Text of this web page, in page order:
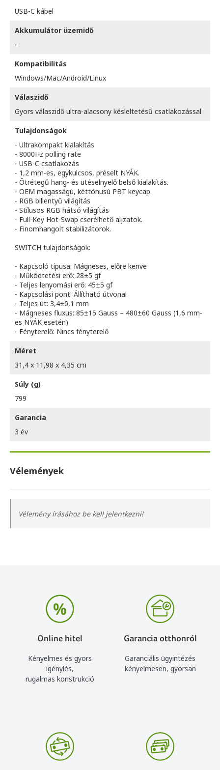
USB-C kábel
Akkumulátor üzemidő
-
Kompatibilitás
Windows/Mac/Android/Linux
Válaszidő
Gyors válaszidő ultra-alacsony késleltetésű csatlakozással
Tulajdonságok
- Ultrakompakt kialakítás
- 8000Hz polling rate
- USB-C csatlakozás
- 1,2 mm-es, egykulcsos, préselt NYÁK.
- Ötrétegű hang- és ütéselnyelő belső kialakítás.
- OEM magasságú, kéttónusú PBT keycap.
- RGB billentyű világítás
- Stílusos RGB hátsó világítás
- Full-Key Hot-Swap cserélhető aljzatok.
- Finomhangolt stabilizátorok.
SWITCH tulajdonságok:
- Kapcsoló típusa: Mágneses, előre kenve
- Működtetési erő: 28±5 gf
- Teljes lenyomási erő: 45±5 gf
- Kapcsolási pont: Állítható útvonal
- Teljes út: 3,4±0,1 mm
- Mágneses fluxus: 85±15 Gauss – 480±60 Gauss (1,6 mm-
es NYÁK esetén)
- Fényterelő: Nincs fényterelő
Méret
31,4 x 11,98 x 4,35 cm
Súly (g)
799
Garancia
3 év
Vélemények
Vélemény írásához be kell jelentkezni!
Online hitel
Kényelmes és gyors
igénylés,
rugalmas konstrukció
Garancia otthonról
Garanciális ügyintézés
kényelmesen, gyorsan